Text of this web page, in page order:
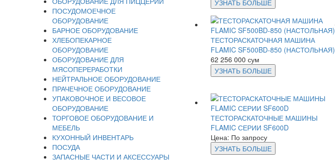
УЗНАТЬ БОЛЬШЕ
ТЕСТОРАСКАТОЧНАЯ МАШИНА
FLAMIC SF500BD-850 (НАСТОЛЬНАЯ)
62 256 000 сум
УЗНАТЬ БОЛЬШЕ
ТЕСТОРАСКАТОЧНЫЕ МАШИНЫ
FLAMIC СЕРИИ SF600D
Цена: По запросу
УЗНАТЬ БОЛЬШЕ
ПОСУДОМОЕЧНОЕ
ОБОРУДОВАНИЕ
БАРНОЕ ОБОРУДОВАНИЕ
ХЛЕБОПЕКАРНОЕ
ОБОРУДОВАНИЕ
ОБОРУДОВАНИЕ ДЛЯ
МЯСОПЕРЕРАБОТКИ
НЕЙТРАЛЬНОЕ ОБОРУДОВАНИЕ
ПРАЧЕЧНОЕ ОБОРУДОВАНИЕ
УПАКОВОЧНОЕ И ВЕСОВОЕ
ОБОРУДОВАНИЕ
ТОРГОВОЕ ОБОРУДОВАНИЕ И
МЕБЕЛЬ
КУХОННЫЙ ИНВЕНТАРЬ
ПОСУДА
ЗАПАСНЫЕ ЧАСТИ И АКСЕССУАРЫ